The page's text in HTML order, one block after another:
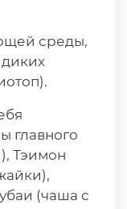
среды,
главного
Тэимон
(чаша с